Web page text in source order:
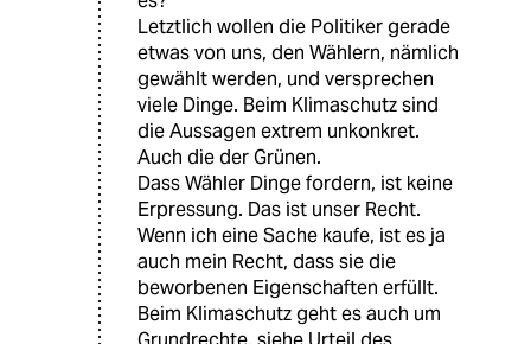
Letztlich wollen die Politiker gerade
etwas von uns, den Wählern, nämlich
gewählt werden, und versprechen
viele Dinge. Beim Klimaschutz sind
die Aussagen extrem unkonkret.
Auch die der Grünen.
Dass Wähler Dinge fordern, ist keine
Erpressung. Das ist unser Recht.
Wenn ich eine Sache kaufe, ist es ja
auch mein Recht, dass sie die
beworbenen Eigenschaften erfüllt.
Beim Klimaschutz geht es auch um